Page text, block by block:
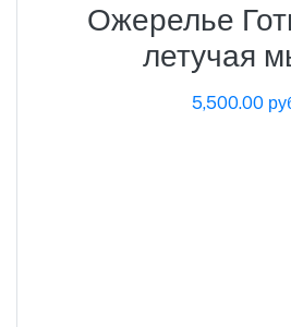
Ожерелье
летучая
5,500.00